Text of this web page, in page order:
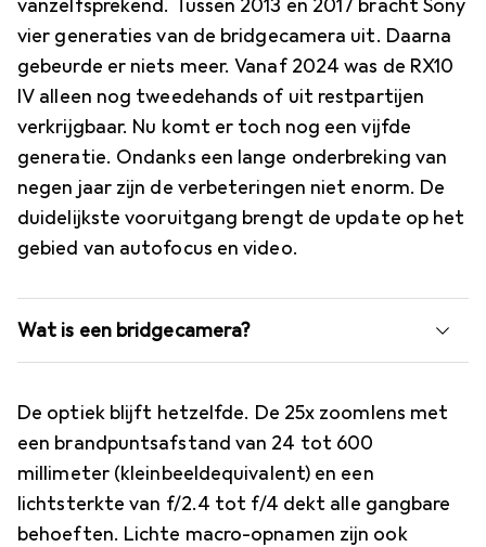
vanzelfsprekend. Tussen 2013 en 2017 bracht Sony
vier generaties van de bridgecamera uit. Daarna
gebeurde er niets meer. Vanaf 2024 was de RX10
IV alleen nog tweedehands of uit restpartijen
verkrijgbaar. Nu komt er toch nog een vijfde
generatie. Ondanks een lange onderbreking van
negen jaar zijn de verbeteringen niet enorm. De
duidelijkste vooruitgang brengt de update op het
gebied van autofocus en video.
Wat is een bridgecamera?
De optiek blijft hetzelfde. De 25x zoomlens met
een brandpuntsafstand van 24 tot 600
millimeter (kleinbeeldequivalent) en een
lichtsterkte van f/2.4 tot f/4 dekt alle gangbare
behoeften. Lichte macro-opnamen zijn ook